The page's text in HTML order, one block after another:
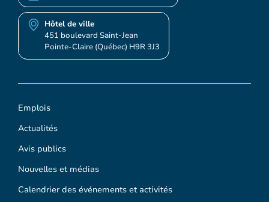
Emplois
Actualités
Avis publics
Nouvelles et médias
Calendrier des événements et activités
Hôtel de ville
451 boulevard Saint-Jean
Pointe-Claire (Québec) H9R 3J3